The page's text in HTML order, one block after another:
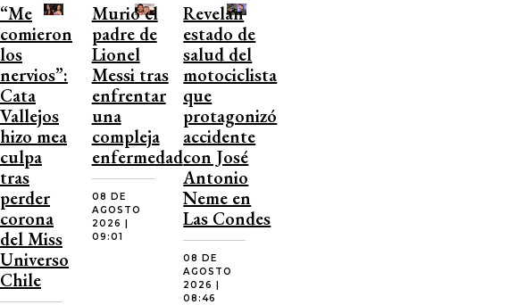
“Me
comieron
los
nervios”:
Cata
Vallejos
hizo mea
culpa
tras
perder
corona
del Miss
Universo
Chile
Murió el
padre de
Lionel
Messi tras
enfrentar
una
compleja
enfermedad
08 DE
AGOSTO
2026 |
09:01
Revelan
estado de
salud del
motociclista
que
protagonizó
accidente
con José
Antonio
Neme en
Las Condes
08 DE
AGOSTO
2026 |
08:46